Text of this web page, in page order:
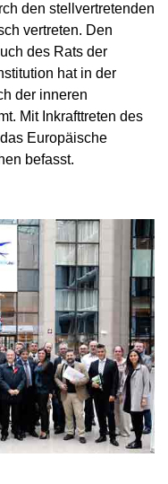
den stellvertretenden
vertreten. Den
des Rats der
hat in der
der inneren
Mit Inkrafttreten des
Europäische
befasst.